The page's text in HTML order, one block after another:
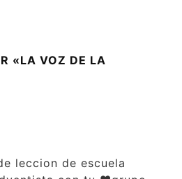
«LA VOZ DE LA
leccion de escuela